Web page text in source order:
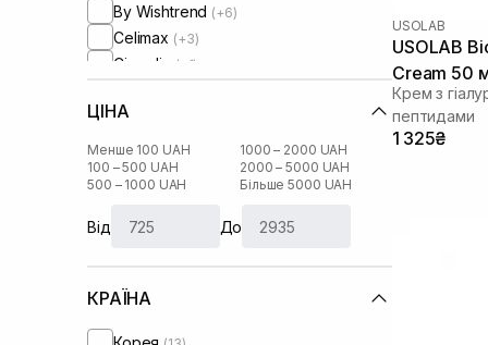
By Wishtrend (+6)
Celimax (+3)
Circadia (+1)
Cos De Baha
Cosmedix (+2)
Cu Skin(+11)
DCL (+3)
DMK(+2)
Dr. Althea
Dr. Ceuracle
ЦІНА
Менше 100 UAH
100 – 500 UAH
500 – 1000 UAH
1000 – 2000 UAH
2000 – 5000 UAH
Більше 5000 UAH
Від До
КРАЇНА
USOLAB
USOLAB
Cream 50
Крем з
пептидами
1 325₴